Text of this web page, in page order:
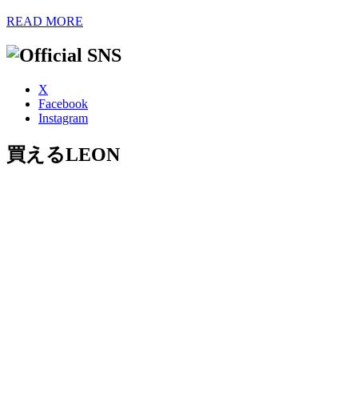
READ MORE
X
Facebook
Instagram
買えるLEON